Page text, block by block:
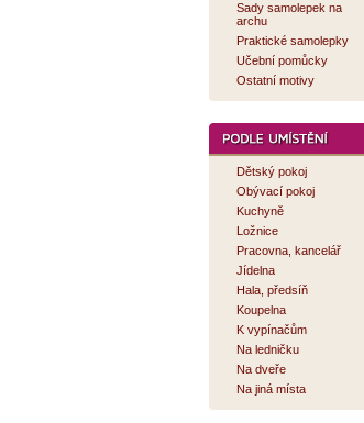
Sady samolepek na
archu
Praktické samolepky
Učební pomůcky
Ostatní motivy
Dětský pokoj
Obývací pokoj
Kuchyně
Ložnice
Pracovna, kancelář
Jídelna
Hala, předsíň
Koupelna
K vypínačům
Na ledničku
Na dveře
Na jiná místa